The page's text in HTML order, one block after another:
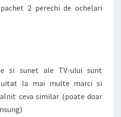
2 perechi de ochelari
si sunet ale TV-ului sunt
uitat la mai multe marci si
ceva similar (poate doar